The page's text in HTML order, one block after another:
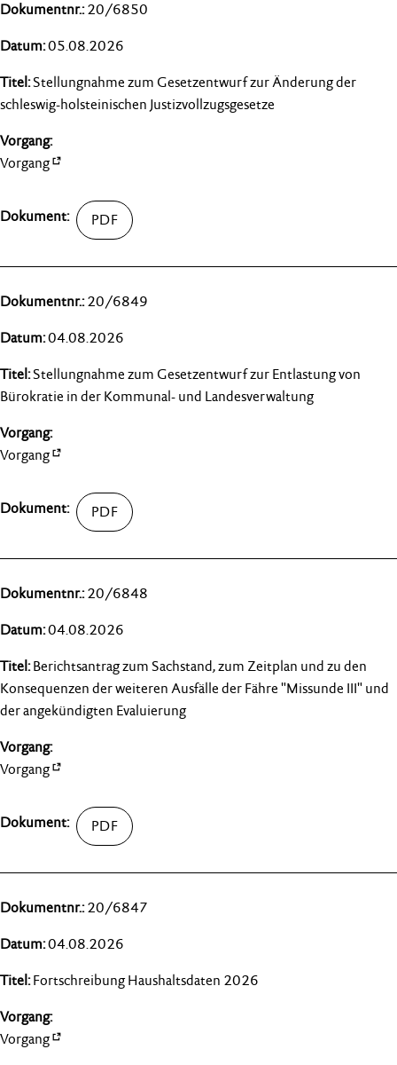
20/6850
05.08.2026
Stellungnahme zum Gesetzentwurf zur Änderung der
schleswig-holsteinischen Justizvollzugsgesetze
Vorgang
20/6849
04.08.2026
Stellungnahme zum Gesetzentwurf zur Entlastung von
Bürokratie in der Kommunal- und Landesverwaltung
Vorgang
20/6848
04.08.2026
Berichtsantrag zum Sachstand, zum Zeitplan und zu den
Konsequenzen der weiteren Ausfälle der Fähre "Missunde III" und
der angekündigten Evaluierung
Vorgang
20/6847
04.08.2026
Fortschreibung Haushaltsdaten 2026
Vorgang